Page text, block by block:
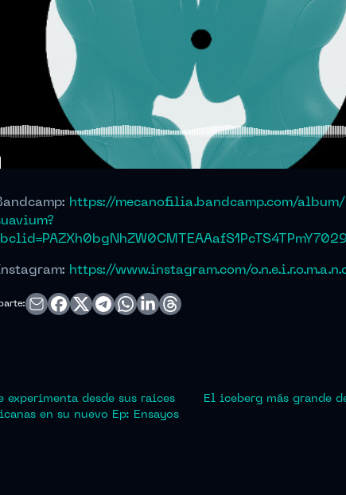
https://mecanofilia.bandcamp.com/
https://www.instagram.com/
experimenta desde sus raices
en su nuevo Ep: Ensayos
El iceberg más grande